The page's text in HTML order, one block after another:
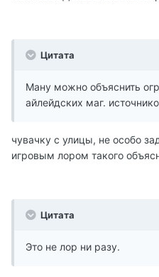
Цитата
Ману можно объяснить
айлейдских маг.
чувачку с улицы, не особо
игровым лором такого
Цитата
Это не лор ни разу.